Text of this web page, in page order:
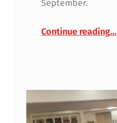
September.
Continue reading…